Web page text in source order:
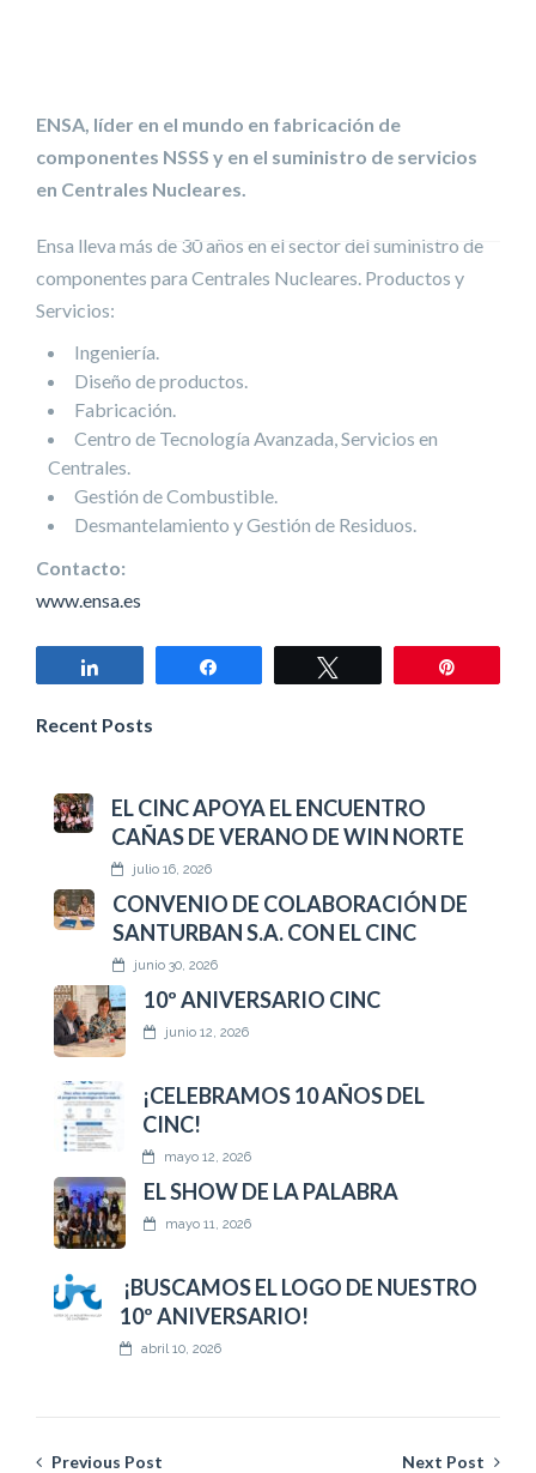
ENSA, líder en el mundo en fabricación de
componentes NSSS y en el suministro de servicios
en Centrales Nucleares.
Ensa lleva más de 30 años en el sector del suministro de
componentes para Centrales Nucleares. Productos y
Servicios:
Ingeniería.
Diseño de productos.
Fabricación.
Centro de Tecnología Avanzada, Servicios en
Centrales.
Gestión de Combustible.
Desmantelamiento y Gestión de Residuos.
Contacto:
www.ensa.es
Recent Posts
EL CINC APOYA EL ENCUENTRO
CAÑAS DE VERANO DE WIN NORTE
julio 16, 2026
CONVENIO DE COLABORACIÓN DE
SANTURBAN S.A. CON EL CINC
junio 30, 2026
10º ANIVERSARIO CINC
junio 12, 2026
¡CELEBRAMOS 10 AÑOS DEL
CINC!
mayo 12, 2026
EL SHOW DE LA PALABRA
mayo 11, 2026
¡BUSCAMOS EL LOGO DE NUESTRO
10º ANIVERSARIO!
abril 10, 2026
Previous Post
Next Post